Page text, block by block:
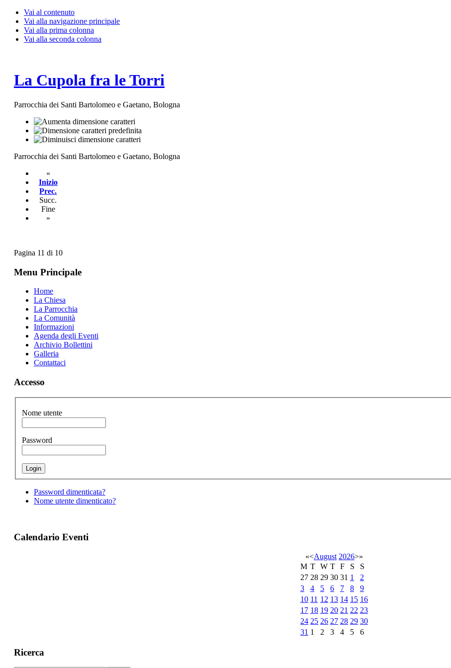
Vai al contenuto
Vai alla navigazione principale
Vai alla prima colonna
Vai alla seconda colonna
La Cupola fra le Torri
Parrocchia dei Santi Bartolomeo e Gaetano, Bologna
Parrocchia dei Santi Bartolomeo e Gaetano, Bologna
«
Inizio
Prec.
Succ.
Fine
»
Pagina 11 di 10
Menu Principale
Home
La Chiesa
La Parrocchia
La Comunità
Informazioni
Agenda degli Eventi
Archivio Bollettini
Galleria
Contattaci
Accesso
Nome utente
Password
Password dimenticata?
Nome utente dimenticato?
Calendario Eventi
«<August 2026>»
M T W T F S
S
27 28 29 30 31 1
2
3
4 5 6 7 8
9
10 11 12 13 14 15 16
17 18 19 20 21 22 23
24 25 26 27 28 29 30
31 1 2 3 4 5 6
Ricerca